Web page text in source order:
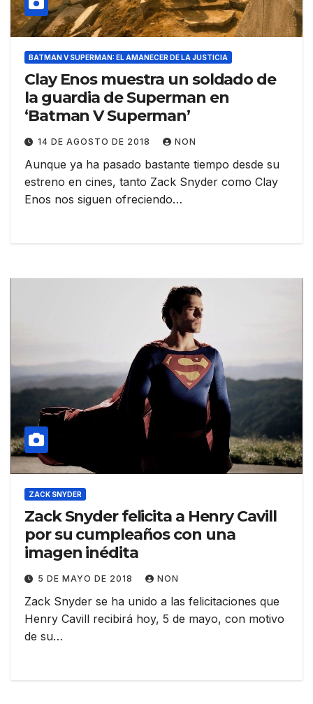
BATMAN V SUPERMAN: EL AMANECER DE LA JUSTICIA
Clay Enos muestra un soldado de
la guardia de Superman en
‘Batman V Superman’
14 DE AGOSTO DE 2018 NON
Aunque ya ha pasado bastante tiempo desde su
estreno en cines, tanto Zack Snyder como Clay
Enos nos siguen ofreciendo…
ZACK SNYDER
Zack Snyder felicita a Henry Cavill
por su cumpleaños con una
imagen inédita
5 DE MAYO DE 2018 NON
Zack Snyder se ha unido a las felicitaciones que
Henry Cavill recibirá hoy, 5 de mayo, con motivo
de su…